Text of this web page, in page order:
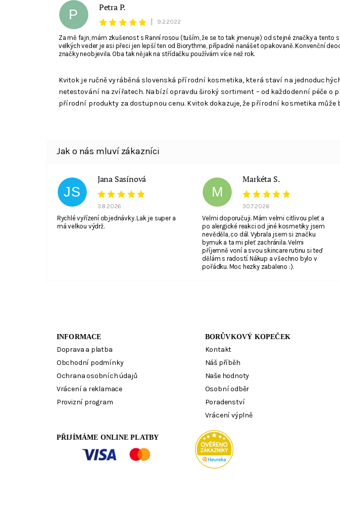
Souhlasím se zpracovánímosobních údajů. E-mail není viditelný pro ostatní
P
Petra P.
| 9.2.2022
Za mě fajn, mám zkušenost s Ranní rosou (tuším, že se to tak jmenuje) od stejné značky a tento
velkých veder je asi přeci jen lepší ten od Biorythme, případně nanášet opakovaně. Konvenční
značky neobjevila. Oba tak nějak na střídačku používám více než rok.
Kvitok je ručně vyráběná slovenská přírodní kosmetika, která staví na
netestování na zvířatech. Nabízí opravdu široký sortiment – od každodenní péče o
přírodní produkty za dostupnou cenu. Kvitok dokazuje, že přírodní kosmetika
JS
Jana Sasínová
3.8.2026
Rychlé vyřízení objednávky. Lak je super a
má velkou výdrž.
M
Markéta S.
30.7.2026
Velmi doporučuji. Mám velmi citlivou pleť a
po alergické reakci od jiné kosmetiky jsem
nevěděla, co dál. Vybrala jsem si značku
bymuk a ta mi pleť zachránila. Velmi
příjemně voní a svou skincare rutinu si teď
dělám s radostí. Nákup a všechno bylo v
pořádku. Moc hezky zabaleno :).
INFORMACE
Doprava a platba
Obchodní podmínky
Ochrana osobních údajů
Vrácení a reklamace
Provizní program
BORŮVKOVÝ KOPEČEK
Kontakt
Náš příběh
Naše hodnoty
Osobní odběr
Poradenství
Vrácení výplně
PŘIJÍMÁME ONLINE PLATBY